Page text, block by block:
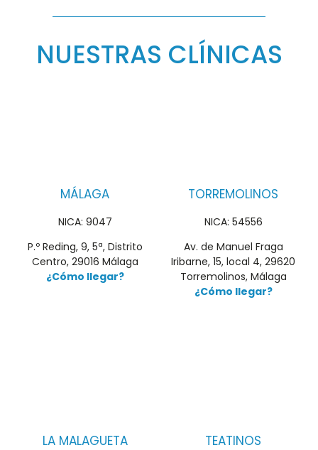
NUESTRAS CLÍNICAS
MÁLAGA
NICA: 9047
P.º Reding, 9, 5ª, Distrito
Centro, 29016 Málaga
¿Cómo llegar?
TORREMOLINOS
NICA: 54556
Av. de Manuel Fraga
Iribarne, 15, local 4, 29620
Torremolinos, Málaga
¿Cómo llegar?
LA MALAGUETA TEATINOS